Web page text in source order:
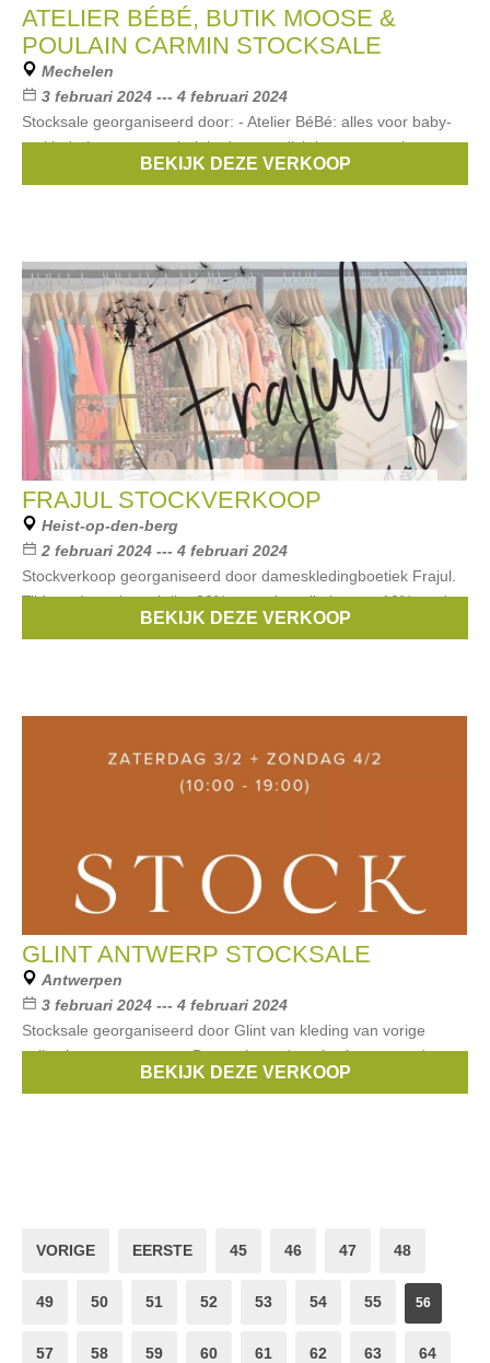
ATELIER BÉBÉ, BUTIK MOOSE &
POULAIN CARMIN STOCKSALE
Mechelen
3 februari 2024 --- 4 februari 2024
Stocksale georganiseerd door: - Atelier BéBé: alles voor baby-
en kinderkamers: meubelair, deco, verlichting, accessoires,... -
Butik Moose: dameskleding en accessoires - Poulain Carmin
BEKIJK DEZE VERKOOP
FRAJUL STOCKVERKOOP
Heist-op-den-berg
2 februari 2024 --- 4 februari 2024
Stockverkoop georganiseerd door dameskledingboetiek Frajul.
Tijdens de verkoop krijg -80% op outletartikelen en -10% op de
BEKIJK DEZE VERKOOP
GLINT ANTWERP STOCKSALE
Antwerpen
3 februari 2024 --- 4 februari 2024
Stocksale georganiseerd door Glint van kleding van vorige
collecties voor vrouwen. De stock wordt verkocht aan ronde
prijzen: €5-€10-€15-€20-€25BEKIJK DEZE VERKOOP
VORIGE EERSTE 45 46 47 48
49 50 51 52 53 54 55 56
57 58 59 60 61 62 63 64